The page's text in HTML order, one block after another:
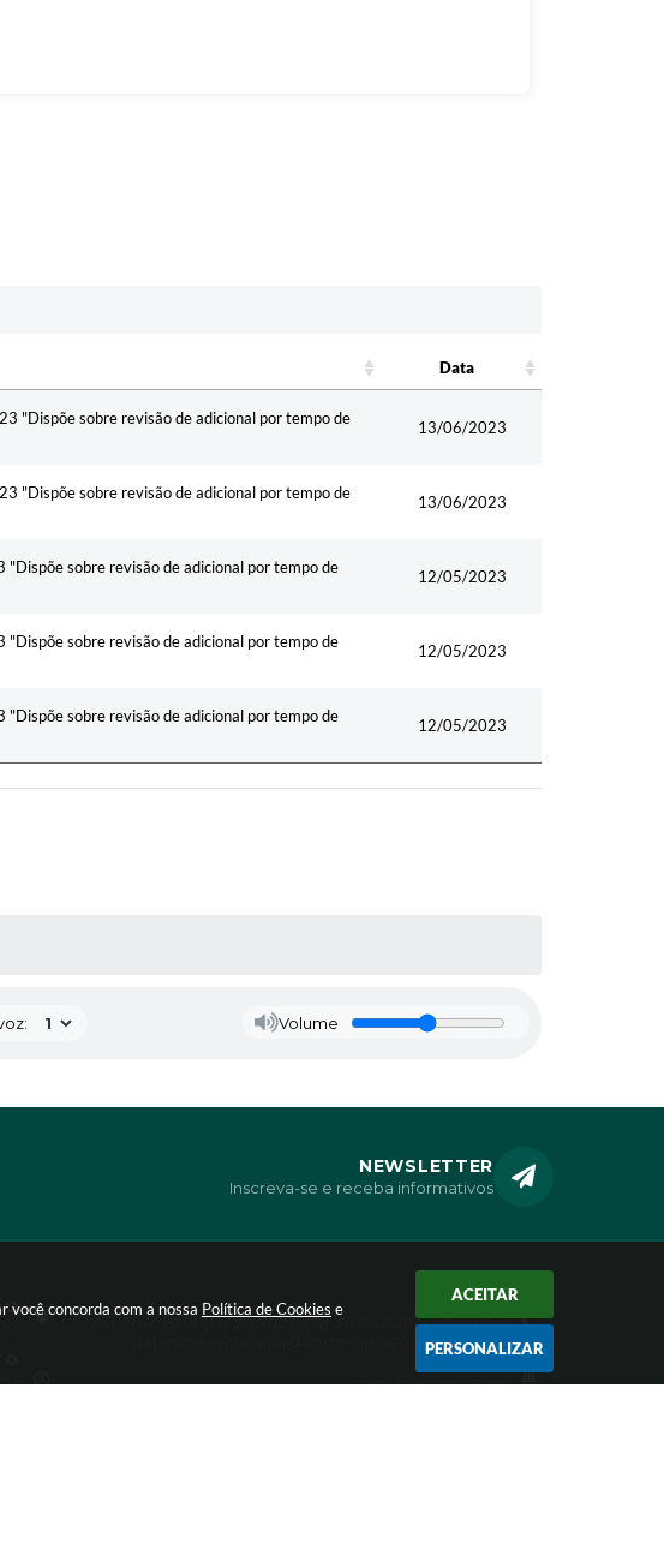
você concorda com a nossa Política de Cookies e
ACEITAR
PERSONALIZAR
Data
"Dispõe sobre revisão de adicional por tempo de
13/06/2023
"Dispõe sobre revisão de adicional por tempo de
13/06/2023
sobre revisão de adicional por tempo de
12/05/2023
sobre revisão de adicional por tempo de
12/05/2023
sobre revisão de adicional por tempo de
12/05/2023
Volume
NEWSLETTER
Inscreva-se e receba informativos
CONTATO
(14) 3767- 8200(14) 3767-1296(14) 3767-1222
(14) 3767-1366
gabinete.secretaria@coronelmacedo.sp.gov.br
46.634.192/0001-99